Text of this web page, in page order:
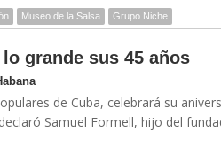
Museo de la Salsa Grupo Niche
grande sus 45 años
de Cuba, celebrará su
Samuel Formell, hijo del